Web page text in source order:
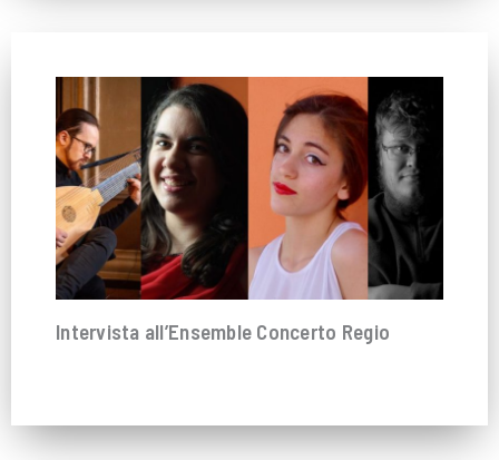
Intervista all’Ensemble Concerto Regio